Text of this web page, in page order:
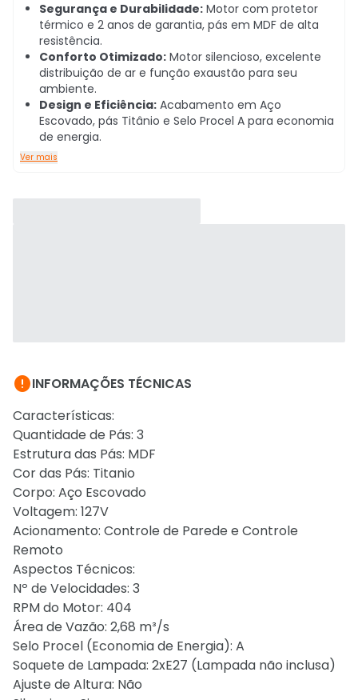
Segurança e Durabilidade: Motor com protetor
térmico e 2 anos de garantia, pás em MDF de alta
resistência.
Conforto Otimizado: Motor silencioso, excelente
distribuição de ar e função exaustão para seu
ambiente.
Design e Eficiência: Acabamento em Aço
Escovado, pás Titânio e Selo Procel A para economia
de energia.
Ver mais
INFORMAÇÕES TÉCNICAS
Características:
Quantidade de Pás: 3
Estrutura das Pás: MDF
Cor das Pás: Titanio
Corpo: Aço Escovado
Voltagem: 127V
Acionamento: Controle de Parede e Controle
Remoto
Aspectos Técnicos:
Nº de Velocidades: 3
RPM do Motor: 404
Área de Vazão: 2,68 m³/s
Selo Procel (Economia de Energia): A
Soquete de Lampada: 2xE27 (Lampada não inclusa)
Ajuste de Altura: Não